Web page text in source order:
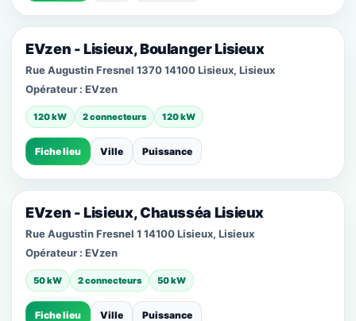
EVzen - Lisieux, Boulanger Lisieux
Rue Augustin Fresnel 1370 14100 Lisieux, Lisieux
Opérateur : EVzen
120 kW 2 connecteurs 120 kW
Fiche lieu Ville Puissance
EVzen - Lisieux, Chausséa Lisieux
Rue Augustin Fresnel 1 14100 Lisieux, Lisieux
Opérateur : EVzen
50 kW 2 connecteurs 50 kW
Fiche lieu Ville Puissance